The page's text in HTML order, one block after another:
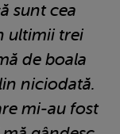
sunt cea
ultimii trei
de boala
niciodată.
mi-au fost